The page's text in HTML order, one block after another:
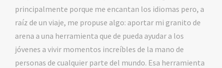
principalmente porque me encantan los idiomas pero, a
raíz de un viaje, me propuse algo: aportar mi granito de
arena a una herramienta que de pueda ayudar a los
jóvenes a vivir momentos increíbles de la mano de
personas de cualquier parte del mundo. Esa herramienta